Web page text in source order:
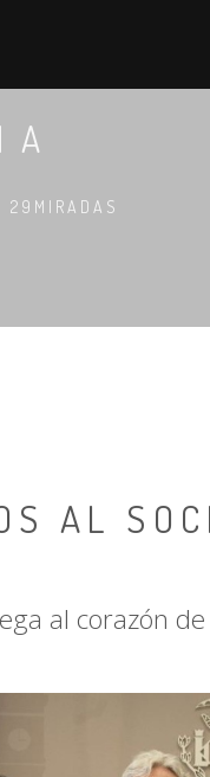
29MIRADAS
AL
al corazón